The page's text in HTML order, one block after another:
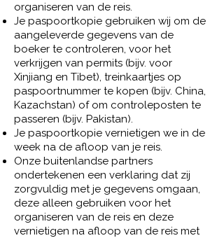
organiseren van de reis.
Je paspoortkopie gebruiken wij om de
aangeleverde gegevens van de
boeker te controleren, voor het
verkrijgen van permits (bijv. voor
Xinjiang en Tibet), treinkaartjes op
paspoortnummer te kopen (bijv. China,
Kazachstan) of om controleposten te
passeren (bijv. Pakistan).
Je paspoortkopie vernietigen we in de
week na de afloop van je reis.
Onze buitenlandse partners
ondertekenen een verklaring dat zij
zorgvuldig met je gegevens omgaan,
deze alleen gebruiken voor het
organiseren van de reis en deze
vernietigen na afloop van de reis met